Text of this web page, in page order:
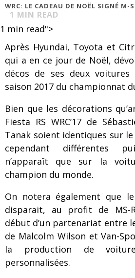
WRC: LE CADEAU DE NOËL SIGNÉ M-
1 MIN READ
1 min read">
Après Hyundai, Toyota et
qui a en ce jour de Noël,
décos de ses deux
saison 2017 du championnat
Bien que les décorations
Fiesta RS WRC’17 de
Tanak soient identiques sur
cependant différentes
n’apparaît que sur la
champion du monde.
On notera également que
disparait, au profit de MS-
début d’un partenariat entre
de Malcolm Wilson et Van-
la production de
personnalisées.